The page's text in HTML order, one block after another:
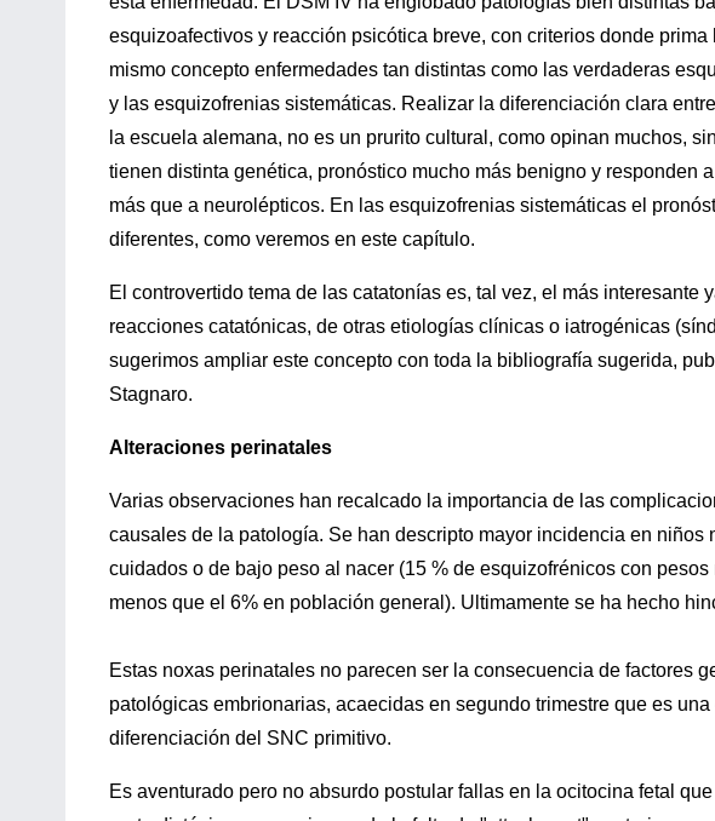
esquizoafectivos y reacción psicótica breve, con criterios donde
mismo concepto enfermedades tan distintas como las verdaderas
y las esquizofrenias sistemáticas. Realizar la diferenciación clara
la escuela alemana, no es un prurito cultural, como opinan muchos,
tienen distinta genética, pronóstico mucho más benigno y responden
más que a neurolépticos. En las esquizofrenias sistemáticas el
diferentes, como veremos en este capítulo.
El controvertido tema de las catatonías es, tal vez, el más interesante
reacciones catatónicas, de otras etiologías clínicas o iatrogénicas
sugerimos ampliar este concepto con toda la bibliografía sugerida,
Stagnaro.
Alteraciones perinatales
Varias observaciones han recalcado la importancia de las
causales de la patología. Se han descripto mayor incidencia en
cuidados o de bajo peso al nacer (15 % de esquizofrénicos con
menos que el 6% en población general). Ultimamente se ha hecho
Estas noxas perinatales no parecen ser la consecuencia de factores
patológicas embrionarias, acaecidas en segundo trimestre que es
diferenciación del SNC primitivo.
Es aventurado pero no absurdo postular fallas en la ocitocina fetal